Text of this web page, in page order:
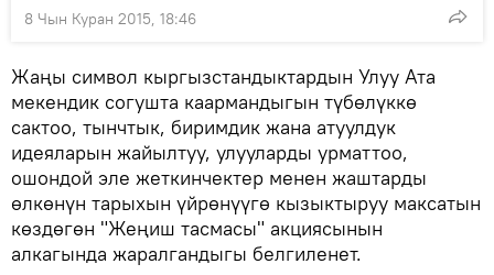
8 Чын Куран 2015, 18:46
Жаңы символ кыргызстандыктардын Улуу Ата
мекендик согушта каармандыгын түбөлүккө
сактоо, тынчтык, биримдик жана атуулдук
идеяларын жайылтуу, улууларды урматтоо,
ошондой эле жеткинчектер менен жаштарды
өлкөнүн тарыхын үйрөнүүгө кызыктыруу максатын
көздөгөн "Жеңиш тасмасы" акциясынын
алкагында жаралгандыгы белгиленет.